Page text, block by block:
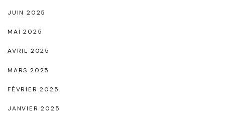
n
JUIN 2025
MAI 2025
AVRIL 2025
MARS 2025
FÉVRIER 2025
JANVIER 2025